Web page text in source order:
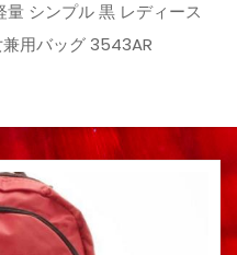
シンプル 黒 レディース
用バッグ 3543AR